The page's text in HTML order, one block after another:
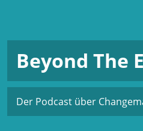
Beyond The
Der Podcast über